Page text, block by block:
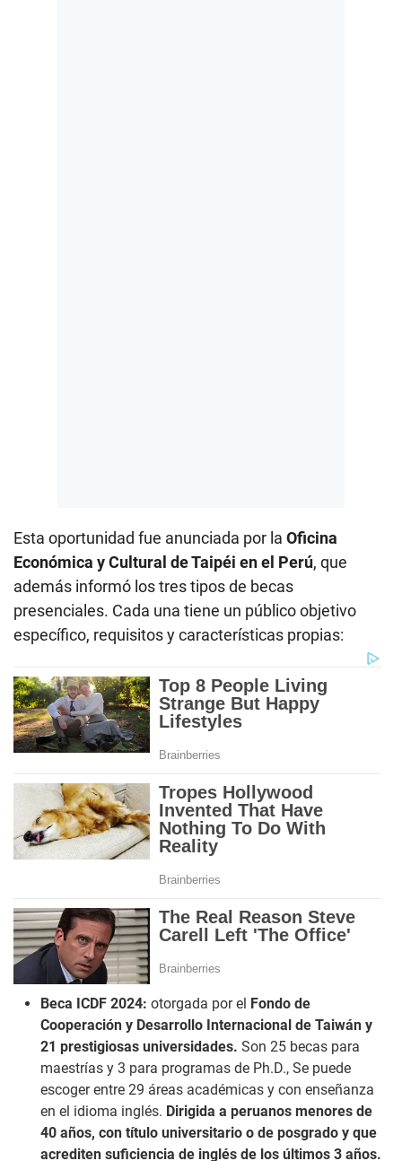
Esta oportunidad fue anunciada por la Oficina
Económica y Cultural de Taipéi en el Perú, que
además informó los tres tipos de becas
presenciales. Cada una tiene un público objetivo
específico, requisitos y características propias:
Beca ICDF 2024: otorgada por el Fondo de
Cooperación y Desarrollo Internacional de Taiwán y
21 prestigiosas universidades. Son 25 becas para
maestrías y 3 para programas de Ph.D., Se puede
escoger entre 29 áreas académicas y con enseñanza
en el idioma inglés. Dirigida a peruanos menores de
40 años, con título universitario o de posgrado y que
acrediten suficiencia de inglés de los últimos 3 años.